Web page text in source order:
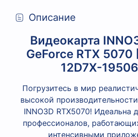
Описание
Видеокарта
GeForce RTX
12D7X-
Погрузитесь в мир
высокой
INNO3D RTX5070! Идеальна
профессионалов,
интенсивными